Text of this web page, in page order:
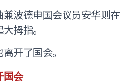
波德申国会议员安华则在
拇指。
开了国会。
国会